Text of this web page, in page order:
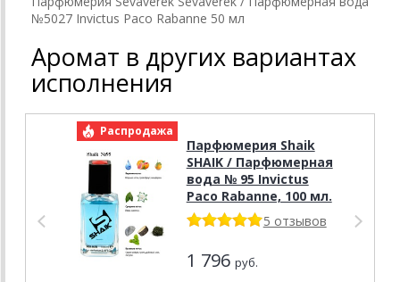
№5027 Invictus Paco Rabanne 50 мл
Аромат в других вариантах
исполнения
Распродажа
Парфюмерия Shaik
SHAIK / Парфюмерная
вода № 95 Invictus
Paco Rabanne, 100 мл.
5 отзывов
1 796 руб.